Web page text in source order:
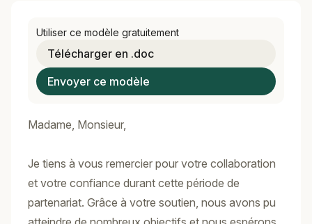
Utiliser ce modèle gratuitement
Télécharger en .doc
Envoyer ce modèle
Madame, Monsieur,
Je tiens à vous remercier pour votre collaboration
et votre confiance durant cette période de
partenariat. Grâce à votre soutien, nous avons pu